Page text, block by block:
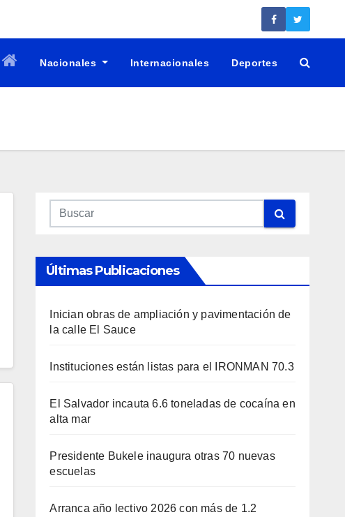
Nacionales Internacionales Deportes
Últimas Publicaciones
Inician obras de ampliación y pavimentación de
la calle El Sauce
Instituciones están listas para el IRONMAN 70.3
El Salvador incauta 6.6 toneladas de cocaína en
alta mar
Presidente Bukele inaugura otras 70 nuevas
escuelas
Arranca año lectivo 2026 con más de 1.2